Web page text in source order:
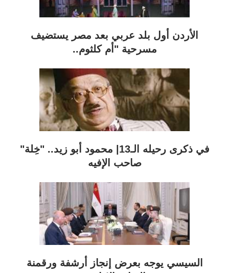
الأردن أول بلد عربي بعد مصر يستضيف
مسرحية "أم كلثوم..
في ذكرى رحيله الـ13| محمود أبو زيد.. "خِلة"
صاحب الإفيه
السيسي يوجه بعرض إنجاز أرشفة ورقمنة